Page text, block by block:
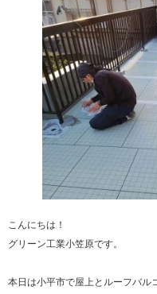
こんにちは！
グリーン工業小笠原です。
本日は小平市で屋上とルーフバル